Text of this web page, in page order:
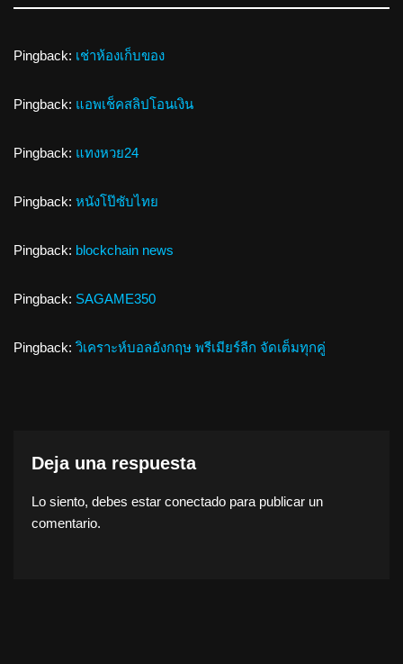
Pingback: เช่าห้องเก็บของ
Pingback: แอพเช็คสลิปโอนเงิน
Pingback: แทงหวย24
Pingback: หนังโป๊ซับไทย
Pingback: blockchain news
Pingback: SAGAME350
Pingback: วิเคราะห์บอลอังกฤษ พรีเมียร์ลีก จัดเต็มทุกคู่
Deja una respuesta
Lo siento, debes estar conectado para publicar un
comentario.